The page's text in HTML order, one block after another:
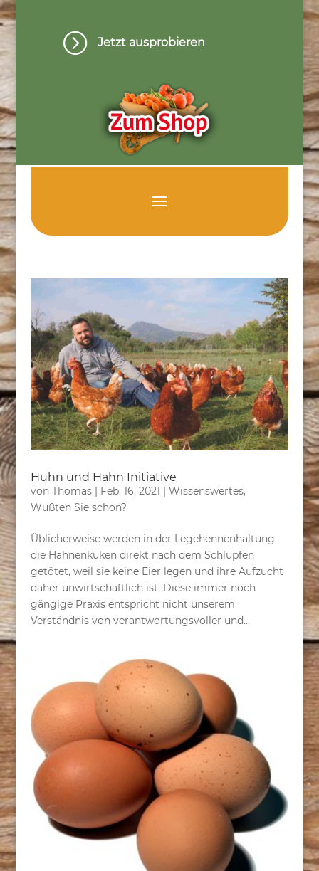
= Jetzt ausprobieren
Huhn und Hahn Initiative
von Thomas| Feb. 16, 2021 | Wissenswertes,
Wußten Sie schon?
Üblicherweise werden in der Legehennenhaltung
die Hahnenküken direkt nach dem Schlüpfen
getötet, weil sie keine Eier legen und ihre Aufzucht
daher unwirtschaftlich ist. Diese immer noch
gängige Praxis entspricht nicht unserem
Verständnis von verantwortungsvoller und...